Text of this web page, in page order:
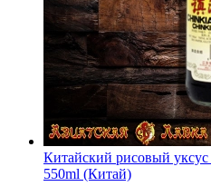
Китайский рисовый
550ml (Китай)